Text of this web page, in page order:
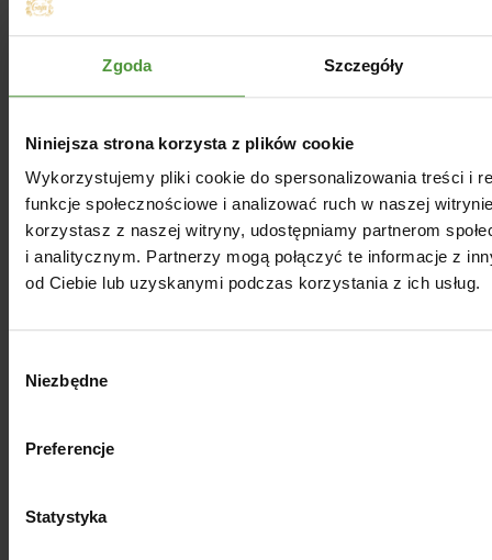
Zgoda Szczegóły
Niniejsza strona korzysta z plików cookie
Wykorzystujemy pliki cookie do spersonalizowania treści i
funkcje społecznościowe i analizować ruch w naszej
korzystasz z naszej witryny, udostępniamy partnerom
i analitycznym. Partnerzy mogą połączyć te informacje z
od Ciebie lub uzyskanymi podczas korzystania z ich usług.
zgody
Niezbędne
Preferencje
Statystyka
Oprócz „wielkiej trójki” istnieje wiele
innych olejów dla zdrowia, które mogą
urozmaicić Twoją dietę. Oto krótkie
porównanie:
Rodz
aj
oleju
Głów
ne
zalet
y
Spos
ób
użyci
a
gi
y
Boga
ty w
minę
Na
zimn
akter